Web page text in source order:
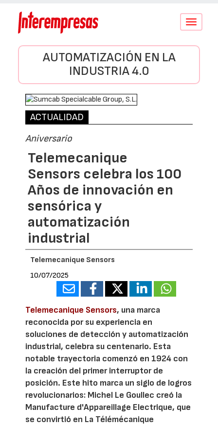
Conmutar
AUTOMATIZACIÓN EN LA
INDUSTRIA 4.0
ACTUALIDAD
Aniversario
Telemecanique
Sensors celebra los 100
Años de innovación en
sensórica y
automatización
industrial
Telemecanique Sensors
10/07/2025
Telemecanique Sensors, una marca
reconocida por su experiencia en
soluciones de detección y automatización
industrial, celebra su centenario. Esta
notable trayectoria comenzó en 1924 con
la creación del primer interruptor de
posición. Este hito marca un siglo de logros
revolucionarios: Michel Le Goullec creó la
Manufacture d'Appareillage Electrique, que
se convirtió en La Télémécanique